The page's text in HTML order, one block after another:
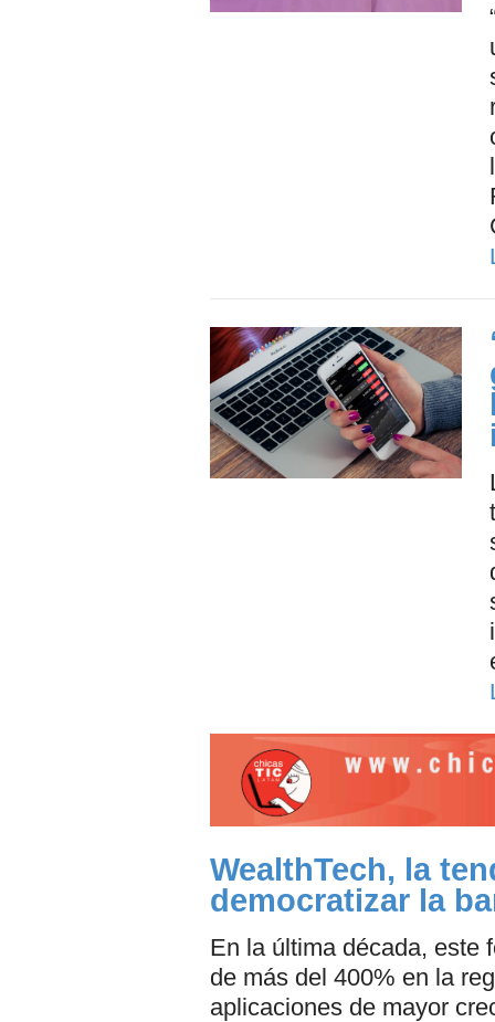
WealthTech, la
democratizar la
En la última década, este
de más del 400% en la
aplicaciones de mayor